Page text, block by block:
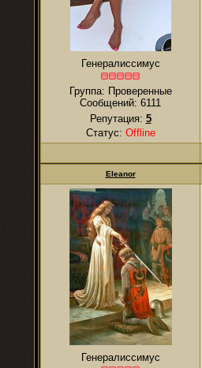
Генералиссимус
Группа: Проверенные
Сообщений: 6111
Репутация: 5
Статус: Offline
Eleanor
Генералиссимус